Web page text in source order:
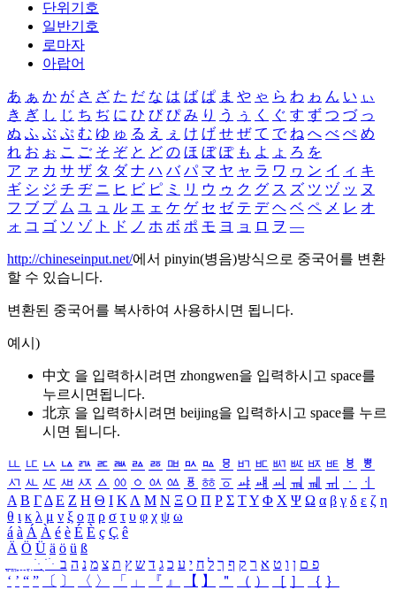
단위기호
일반기호
로마자
아랍어
あ ぁ か が さ ざ た だ な は ば ぱ ま や ゃ ら わ ゎ ん い ぃ
き ぎ し じ ち ぢ に ひ び ぴ み り う ぅ く ぐ す ず つ づ っ
ぬ ふ ぶ ぷ む ゆ ゅ る え ぇ け げ せ ぜ て で ね へ べ ぺ め
れ お ぉ こ ご そ ぞ と ど の ほ ぼ ぽ も よ ょ ろ を
ア ァ カ サ ザ タ ダ ナ ハ バ パ マ ヤ ャ ラ ワ ヮ ン イ ィ キ
ギ シ ジ チ ヂ ニ ヒ ビ ピ ミ リ ウ ゥ ク グ ス ズ ツ ヅ ッ ヌ
フ ブ プ ム ユ ュ ル エ ェ ケ ゲ セ ゼ テ デ ヘ ベ ペ メ レ オ
ォ コ ゴ ソ ゾ ト ド ノ ホ ボ ポ モ ヨ ョ ロ ヲ ―
http://chineseinput.net/에서 pinyin(병음)방식으로 중국어를 변환
할 수 있습니다.
변환된 중국어를 복사하여 사용하시면 됩니다.
예시)
中文 을 입력하시려면 zhongwen을 입력하시고 space를
누르시면됩니다.
北京 을 입력하시려면 beijing을 입력하시고 space를 누르
시면 됩니다.
ㅥ ㅦ ㅧ ㅨ ㅩ ㅪ ㅫ ㅬ ㅭ ㅮ ㅯ ㅰ ㅱ ㅲ ㅳ ㅴ ㅵ ㅶ ㅷ ㅸ
ㅹ
ㅺ ㅻ ㅼ ㅽ ㅾ ㅿ ㆀ ㆁ ㆂ ㆃ ㆄ ㆅ ㆆ ㆇ ㆈ ㆉ ㆊ ㆋ ㆌ ㆍ
ㆎ
Α Β ΓΔ Ε Ζ Η Θ Ι ΚΛ Μ Ν Ξ Ο Π Ρ Σ ΤΥ Φ Χ Ψ Ω α β γ δ ε ζ η
θ ι κ λ μ ν ξ ο π ρ σ τ υ φ χ ψ ω
á à Á À é è É È ç Ç ê
Ä Ö Ü ä ö ü ß
ִֶֹ ֻּ ׁׂ פ ם ן ו ט א ר ק ף ך ל ח י ע כ ג ד ש ץ ת צ מ נ ה ב
‘ ’ “ ” 〔 〕 〈 〉 「 」 『 』 【 】 ＂ （ ） ［ ］ ｛ ｝